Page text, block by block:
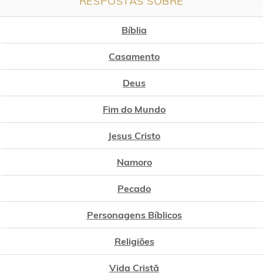
Bíblia
Casamento
Deus
Fim do Mundo
Jesus Cristo
Namoro
Pecado
Personagens Bíblicos
Religiões
Vida Cristã